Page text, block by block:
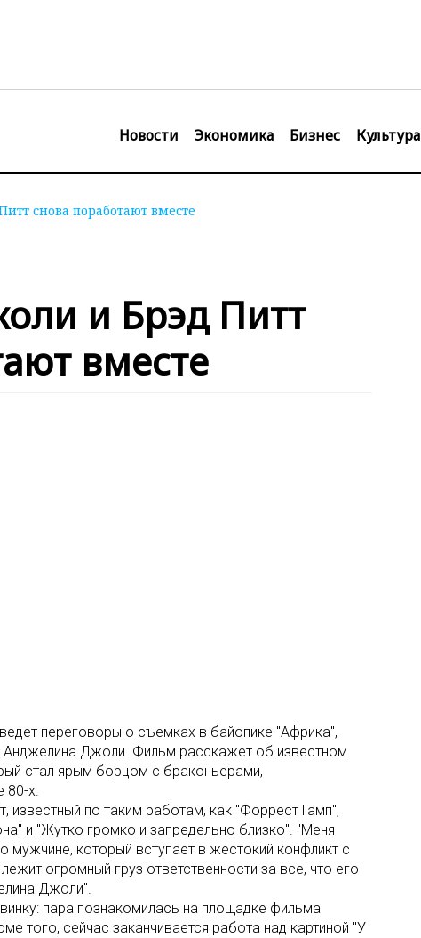
Новости Экономика Бизнес Культура
снова поработают вместе
и Брэд Питт
вместе
переговоры о съемках в байопике "Африка",
Джоли. Фильм расскажет об известном
стал ярым борцом с браконьерами,
80-х.
известный по таким работам, как "Форрест Гамп",
и "Жутко громко и запредельно близко". "Меня
мужчине, который вступает в жестокий конфликт с
огромный груз ответственности за все, что его
Джоли".
пара познакомилась на площадке фильма
того, сейчас заканчивается работа над картиной "У